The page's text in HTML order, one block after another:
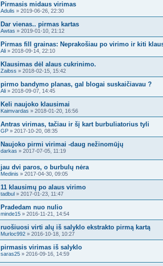
Pirmasis midaus virimas
Adulis » 2019-06-26, 22:30
Dar vienas.. pirmas kartas
Awtas » 2019-01-10, 21:12
Pirmas fill grainas: Neprakošiau po virimo ir kiti
Ali » 2018-09-14, 22:10
Klausimas dėl alaus cukrinimo.
Zaibss » 2018-02-15, 15:42
pirmo bandymo planas, gal blogai suskaičiavau ?
Ali » 2018-09-07, 14:45
Keli naujoko klausimai
Kaimvardas » 2018-01-20, 16:56
Antras virimas, tačiau ir šį kart burbuliatorius tyli
GP » 2017-10-20, 08:35
Naujoko pirmi virimai -daug nežinomūjų
darkas » 2017-07-05, 11:19
jau dvi paros, o burbulų nėra
Medinis » 2017-04-30, 09:05
11 klausimų po alaus virimo
tadbul » 2017-01-23, 11:47
Pradedam nuo nulio
minde15 » 2016-11-21, 14:54
ruošiuosi virti alų iš salyklo ekstrakto pirmą kartą
Murloc992 » 2016-10-18, 10:27
pirmasis virimas iš salyklo
saras25 » 2016-09-16, 14:59